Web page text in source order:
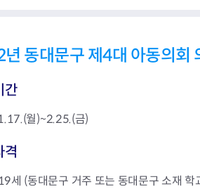
동대문구 제4대 아동의회
간
월)~2.25.(금)
격
세 (동대문구 거주 또는 동대문구 소재 학